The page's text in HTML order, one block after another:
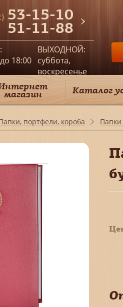
53-15-10
51-11-88
18:00
ВЫХОДНОЙ:
суббота,
воскресенье
магазин Каталог
портфели, короба